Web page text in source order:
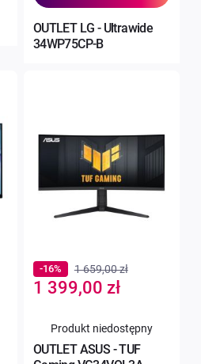
OUTLET LG - Ultrawide
34WP75CP-B
OUTLET ASUS - TUF
Special
Price
1 399,00 zł
-16% 1 659,00 zł
Produkt niedostępny